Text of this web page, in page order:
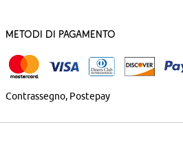
Metodi di pagamento
Contrassegno Postepay